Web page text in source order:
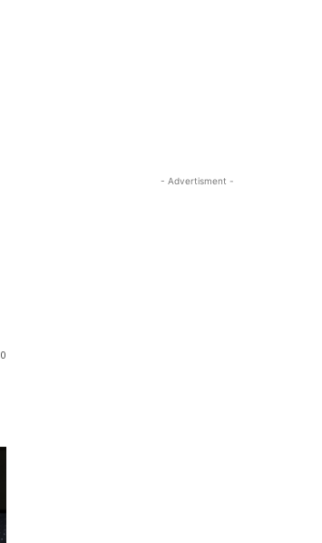
0
- Advertisment -